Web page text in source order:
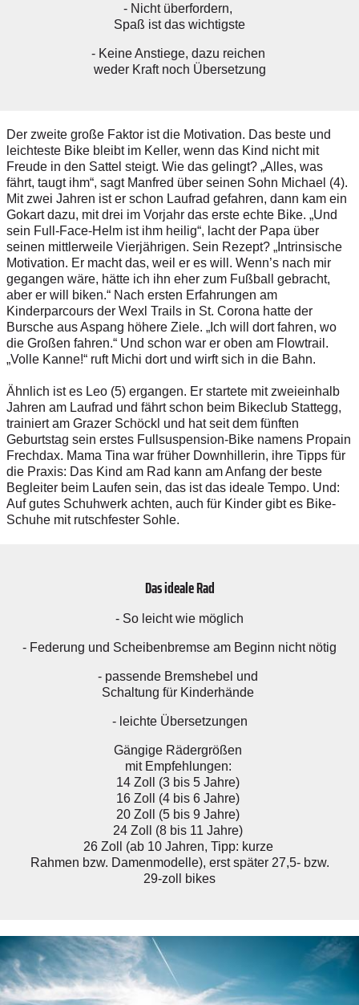
- Nicht überfordern,
Spaß ist das wichtigste
- Keine Anstiege, dazu reichen
weder Kraft noch Übersetzung
Der zweite große Faktor ist die Motivation. Das beste und
leichteste Bike bleibt im Keller, wenn das Kind nicht mit
Freude in den Sattel steigt. Wie das gelingt? „Alles, was
fährt, taugt ihm“, sagt Manfred über seinen Sohn Michael (4).
Mit zwei Jahren ist er schon Laufrad gefahren, dann kam ein
Gokart dazu, mit drei im Vorjahr das erste echte Bike. „Und
sein Full-Face-Helm ist ihm heilig“, lacht der Papa über
seinen mittlerweile Vierjährigen. Sein Rezept? „Intrinsische
Motivation. Er macht das, weil er es will. Wenn’s nach mir
gegangen wäre, hätte ich ihn eher zum Fußball gebracht,
aber er will biken.“ Nach ersten Erfahrungen am
Kinderparcours der Wexl Trails in St. Corona hatte der
Bursche aus Aspang höhere Ziele. „Ich will dort fahren, wo
die Großen fahren.“ Und schon war er oben am Flowtrail.
„Volle Kanne!“ ruft Michi dort und wirft sich in die Bahn.
Ähnlich ist es Leo (5) ergangen. Er startete mit zweieinhalb
Jahren am Laufrad und fährt schon beim Bikeclub Stattegg,
trainiert am Grazer Schöckl und hat seit dem fünften
Geburtstag sein erstes Fullsuspension-Bike namens Propain
Frechdax. Mama Tina war früher Downhillerin, ihre Tipps für
die Praxis: Das Kind am Rad kann am Anfang der beste
Begleiter beim Laufen sein, das ist das ideale Tempo. Und:
Auf gutes Schuhwerk achten, auch für Kinder gibt es Bike-
Schuhe mit rutschfester Sohle.
Das ideale Rad
- So leicht wie möglich
- Federung und Scheibenbremse am Beginn nicht nötig
- passende Bremshebel und
Schaltung für Kinderhände
- leichte Übersetzungen
Gängige Rädergrößen
mit Empfehlungen:
14 Zoll (3 bis 5 Jahre)
16 Zoll (4 bis 6 Jahre)
20 Zoll (5 bis 9 Jahre)
24 Zoll (8 bis 11 Jahre)
26 Zoll (ab 10 Jahren, Tipp: kurze
Rahmen bzw. Damenmodelle), erst später 27,5- bzw.
29-zoll bikes